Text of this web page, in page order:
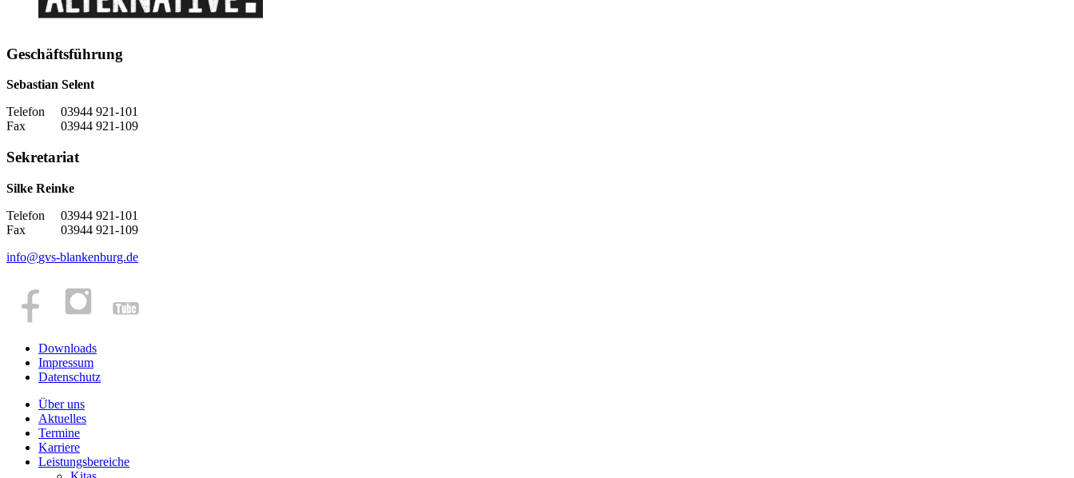
Geschäftsführung
Sebastian Selent
Telefon 03944 921-101
Fax 03944 921-109
Sekretariat
Silke Reinke
Telefon 03944 921-101
Fax 03944 921-109
info@gvs-blankenburg.de
Downloads
Impressum
Datenschutz
Über uns
Aktuelles
Termine
Karriere
Leistungsbereiche